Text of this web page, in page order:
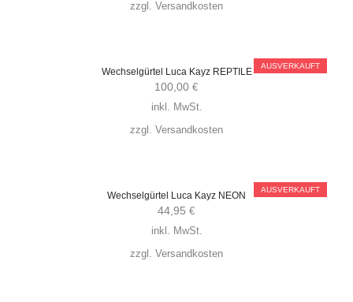
zzgl. Versandkosten
AUSVERKAUFT
Wechselgürtel Luca Kayz REPTILE
100,00 €
inkl. MwSt.
zzgl. Versandkosten
AUSVERKAUFT
Wechselgürtel Luca Kayz NEON
44,95 €
inkl. MwSt.
zzgl. Versandkosten